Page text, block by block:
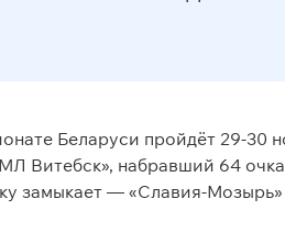
Беларуси пройдёт 29-30
Витебск», набравший 64
замыкает — «Славия-Мозырь»